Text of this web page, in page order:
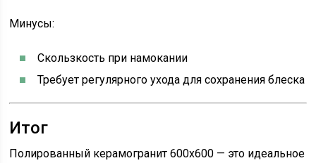
Минусы:
Скользкость при намокании
Требует регулярного ухода для сохранения блеска
Итог
Полированный керамогранит 600x600 — это идеальное